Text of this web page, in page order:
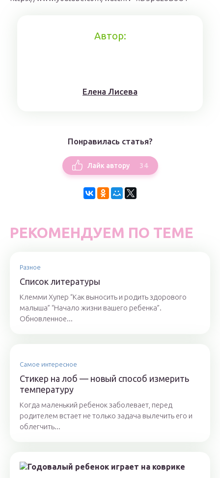
Автор:
Елена Лисева
Понравилась статья?
Лайк автору 34
РЕКОМЕНДУЕМ ПО ТЕМЕ
Разное
Список литературы
Клемми Хупер “Как выносить и родить здорового
малыша” “Начало жизни вашего ребенка”.
Обновленное...
Самое интересное
Стикер на лоб — новый способ измерить
температуру
Когда маленький ребенок заболевает, перед
родителем встает не только задача вылечить его и
облегчить...